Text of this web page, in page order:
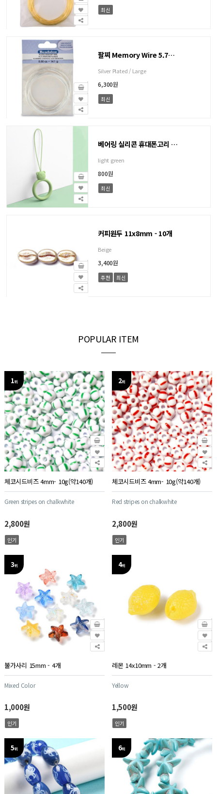
최신
팔찌 Memory Wire 5.7Cm - 30바퀴
Silver Plated / Large
6,300원
최신
베어링 실리콘 휴대폰고리 9.5~10cm
light green
800원
최신
커피원두 11x8mm - 10개
Beige
3,400원
추천 최신
POPULAR ITEM
체코시드비즈 4mm- 10g(약140개)
Green stripes on chalkwhite
2,800원
인기
1위
체코시드비즈 4mm- 10g(약140개)
Red stripes on chalkwhite
2,800원
인기
2위
불가사리 15mm - 4개
Mixed Color
1,000원
인기
3위
레몬 14x10mm - 2개
Yellow
1,500원
인기
4위
5위 6위